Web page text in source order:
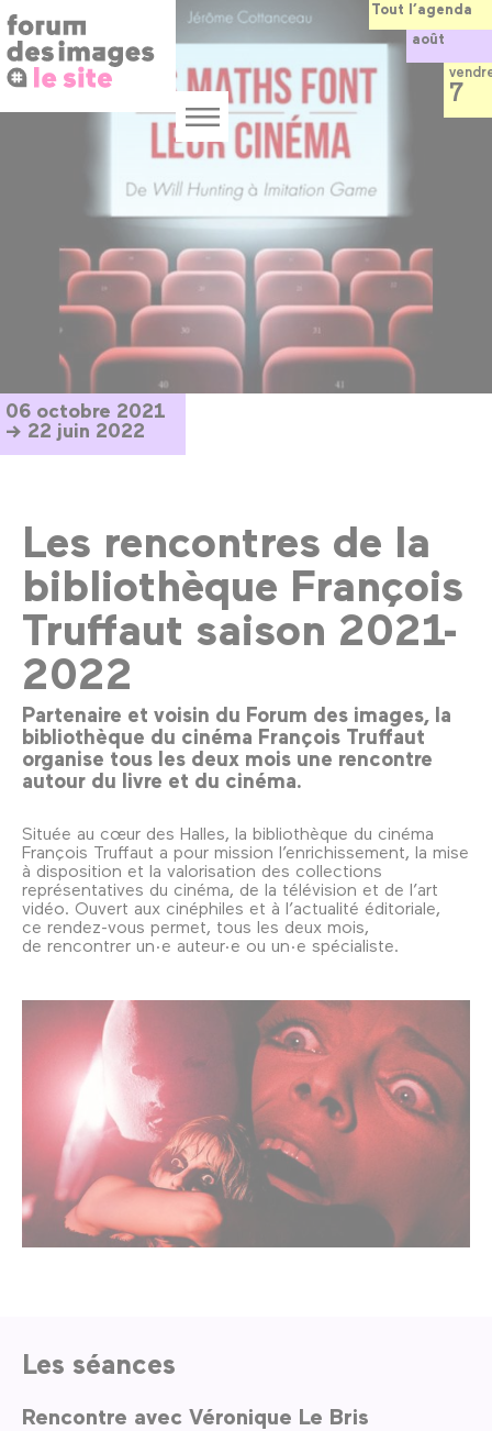
Panneau de gestion des cookies
au
contenu
principal
Menu
06 octobre 2021
→ 22 juin 2022
Les rencontres de la
bibliothèque François
Truffaut saison 2021-
2022
Partenaire et voisin du Forum des images, la
bibliothèque du cinéma François Truffaut
organise tous les deux mois une rencontre
autour du livre et du cinéma.
Située au cœur des Halles, la bibliothèque du cinéma
François Truffaut a pour mission l’enrichissement, la mise
à disposition et la valorisation des collections
représentatives du cinéma, de la télévision et de l’art
vidéo. Ouvert aux cinéphiles et à l’actualité éditoriale,
ce rendez-vous permet, tous les deux mois,
de rencontrer un·e auteur·e ou un·e spécialiste.
Les séances
Rencontre avec Véronique Le Bris
Tout l’agenda
août
7